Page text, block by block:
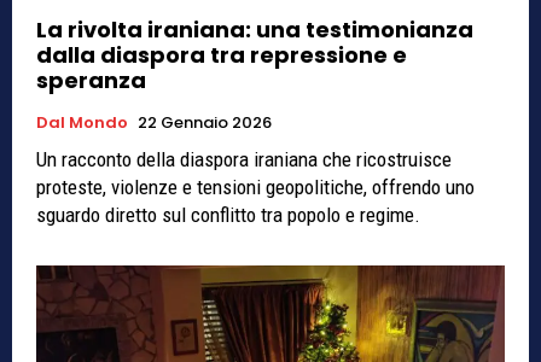
La rivolta iraniana: una testimonianza
dalla diaspora tra repressione e
speranza
Dal Mondo 22 Gennaio 2026
Un racconto della diaspora iraniana che ricostruisce
proteste, violenze e tensioni geopolitiche, offrendo uno
sguardo diretto sul conflitto tra popolo e regime.